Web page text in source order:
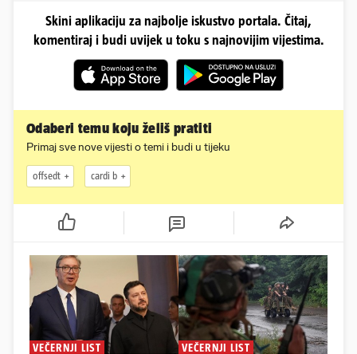
Skini aplikaciju za najbolje iskustvo portala. Čitaj,
komentiraj i budi uvijek u toku s najnovijim vijestima.
Odaberi temu koju želiš pratiti
Primaj sve nove vijesti o temi i budi u tijeku
offsedt cardi b